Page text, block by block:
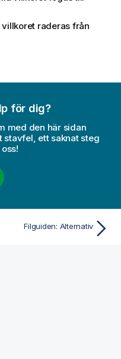
villkoret raderas från
för dig?
med den här sidan
stavfel, ett saknat steg
Filguiden: Alternativ